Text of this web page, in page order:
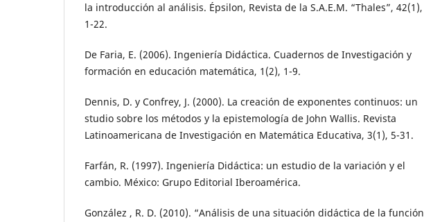
la introducción al análisis. Épsilon, Revista de la S.A.E.M. “Thales”, 42(1),
1-22.
De Faria, E. (2006). Ingeniería Didáctica. Cuadernos de Investigación y
formación en educación matemática, 1(2), 1-9.
Dennis, D. y Confrey, J. (2000). La creación de exponentes continuos: un
studio sobre los métodos y la epistemología de John Wallis. Revista
Latinoamericana de Investigación en Matemática Educativa, 3(1), 5-31.
Farfán, R. (1997). Ingeniería Didáctica: un estudio de la variación y el
cambio. México: Grupo Editorial Iberoamérica.
González , R. D. (2010). “Análisis de una situación didáctica de la función